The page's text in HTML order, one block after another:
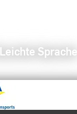
Leichte Sprache